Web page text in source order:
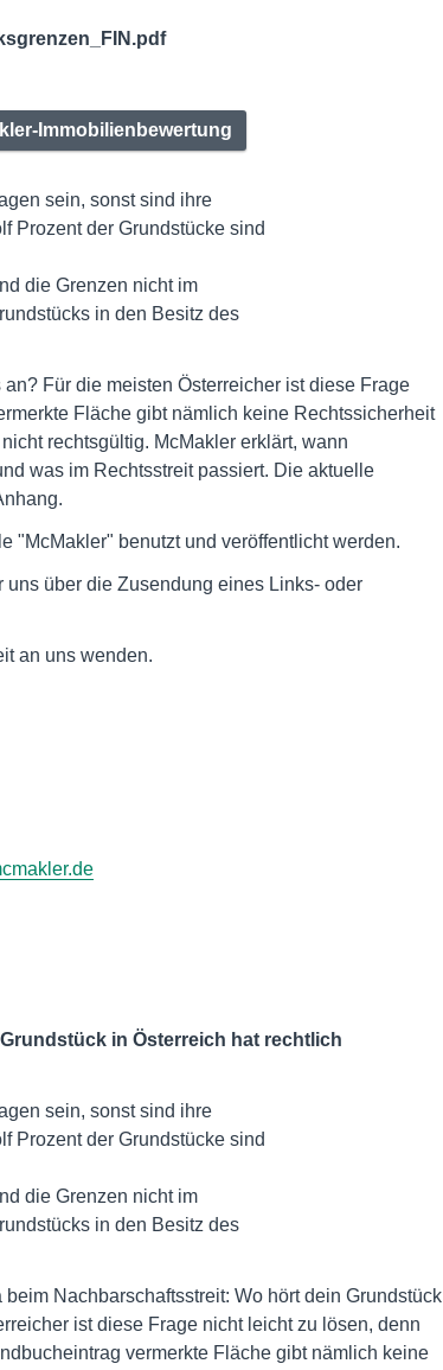
Immobilienbewertung
sein, sonst sind ihre
die Grenzen nicht im
Für die meisten Österreicher ist diese Frage
Fläche gibt nämlich keine Rechtssicherheit
rechtsgültig. McMakler erklärt, wann
was im Rechtsstreit passiert. Die aktuelle
"McMakler" benutzt und veröffentlicht werden.
über die Zusendung eines Links- oder
an uns wenden.
in Österreich hat rechtlich
sein, sonst sind ihre
die Grenzen nicht im
Nachbarschaftsstreit: Wo hört dein Grundstück
ist diese Frage nicht leicht zu lösen, denn
vermerkte Fläche gibt nämlich keine